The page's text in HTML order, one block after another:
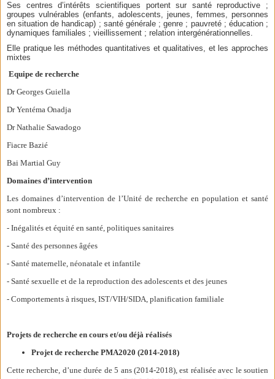
Ses centres d’intérêts scientifiques portent sur santé reproductive ;
groupes vulnérables (enfants, adolescents, jeunes, femmes, personnes
en situation de handicap) ; santé générale ; genre ; pauvreté ; éducation ;
dynamiques familiales ; vieillissement ; relation intergénérationnelles.
Elle pratique les méthodes quantitatives et qualitatives, et les approches
mixtes
Equipe de recherche
Dr Georges Guiella
Dr Yentéma Onadja
Dr Nathalie Sawadogo
Fiacre Bazié
Bai Martial Guy
Domaines d’intervention
Les domaines d’intervention de l’Unité de recherche en population et santé
sont nombreux :
- Inégalités et équité en santé, politiques sanitaires
- Santé des personnes âgées
- Santé maternelle, néonatale et infantile
- Santé sexuelle et de la reproduction des adolescents et des jeunes
- Comportements à risques, IST/VIH/SIDA, planification familiale
Projets de recherche en cours et/ou déjà réalisés
Projet de recherche PMA2020 (2014-2018)
Cette recherche, d’une durée de 5 ans (2014-2018), est réalisée avec le soutien